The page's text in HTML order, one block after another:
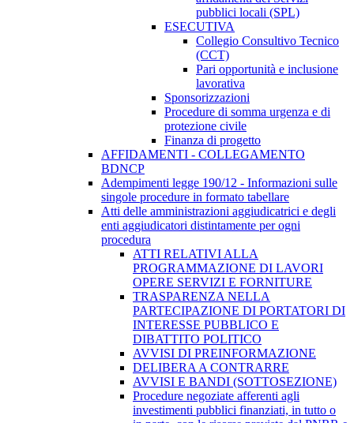
pubblici locali (SPL)
ESECUTIVA
Collegio Consultivo Tecnico
(CCT)
Pari opportunità e inclusione
lavorativa
Sponsorizzazioni
Procedure di somma urgenza e di
protezione civile
Finanza di progetto
AFFIDAMENTI - COLLEGAMENTO
BDNCP
Adempimenti legge 190/12 - Informazioni sulle
singole procedure in formato tabellare
Atti delle amministrazioni aggiudicatrici e degli
enti aggiudicatori distintamente per ogni
procedura
ATTI RELATIVI ALLA
PROGRAMMAZIONE DI LAVORI
OPERE SERVIZI E FORNITURE
TRASPARENZA NELLA
PARTECIPAZIONE DI PORTATORI DI
INTERESSE PUBBLICO E
DIBATTITO POLITICO
AVVISI DI PREINFORMAZIONE
DELIBERA A CONTRARRE
AVVISI E BANDI (SOTTOSEZIONE)
Procedure negoziate afferenti agli
investimenti pubblici finanziati, in tutto o